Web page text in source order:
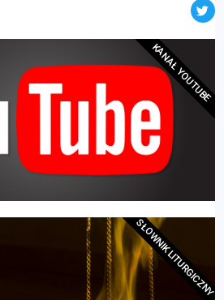
KANAŁ YOUTUBE
SŁOWNIK LITURGICZNY